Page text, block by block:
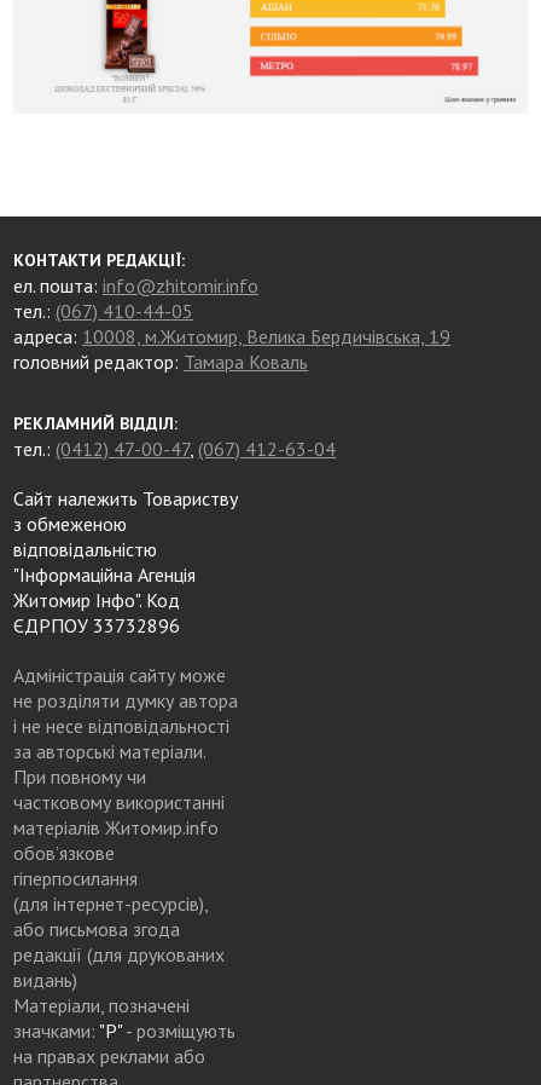
КОНТАКТИ РЕДАКЦІЇ:
ел. пошта:info@zhitomir.info
тел.: (067) 410-44-05
адреса: 10008, м.Житомир, Велика Бердичівська, 19
головний редактор: Тамара Коваль
РЕКЛАМНИЙ ВІДДІЛ:
тел.: (0412) 47-00-47, (067) 412-63-04
Сайт належить Товариству
з обмеженою
відповідальністю
"Інформаційна Агенція
Житомир Інфо". Код
ЄДРПОУ 33732896
Адміністрація сайту може
не розділяти думку автора
і не несе відповідальності
за авторські матеріали.
При повному чи
частковому використанні
матеріалів Житомир.info
обов’язкове
гіперпосилання
(для інтернет-ресурсів),
або письмова згода
редакції (для друкованих
видань)
Матеріали, позначені
значками: "Р"- розміщують
на правах реклами або